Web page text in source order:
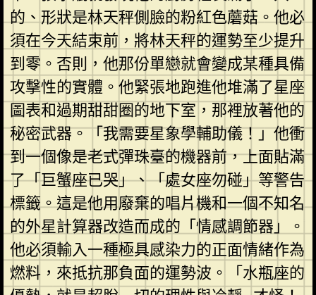
的、形狀是林天秤側臉的粉紅色蘑菇。他必
須在今天結束前，將林天秤的運勢至少提升
到零。否則，他那份單戀就會變成某種具備
攻擊性的實體。他緊張地跑進他堆滿了星座
圖表和過期甜甜圈的地下室，那裡放著他的
秘密武器。「我需要星象學輔助儀！」他衝
到一個像是老式彈珠臺的機器前，上面貼滿
了「巨蟹座已哭」、「處女座勿碰」等警告
標籤。這是他用廢棄的唱片機和一個不知名
的外星計算器改造而成的「情感調節器」。
他必須輸入一種極具感染力的正面情緒作為
燃料，來抵抗那負面的運勢波。「水瓶座的